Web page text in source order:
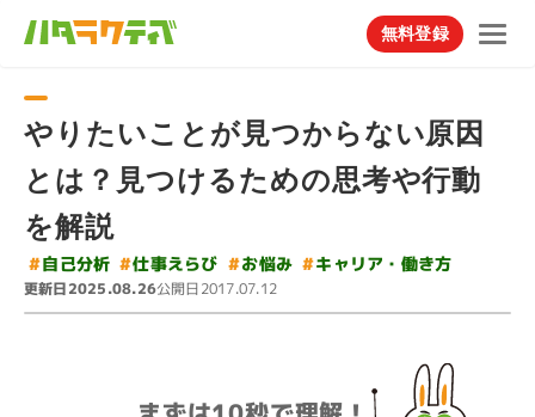
無料登録
やりたいことが見つからない原因
とは？見つけるための思考や行動
を解説
#自己分析 #仕事えらび #お悩み #キャリア・働き方
更新日2025.08.26公開日2017.07.12